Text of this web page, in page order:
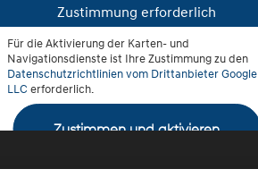
Koblenz-Rauental
Zustimmung erforderlich
Für die Aktivierung der Karten- und
Navigationsdienste ist Ihre Zustimmung zu den
Datenschutzrichtlinien vom Drittanbieter Google
LLC erforderlich.
Zustimmen und aktivieren